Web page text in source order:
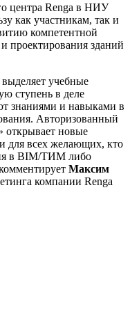
центра Renga в НИУ
как участникам, так и
компетентной
проектирования зданий
учебные
ступень в деле
знаниями и навыками в
Авторизованный
новые
для всех желающих, кто
в BIM/ТИМ либо
Максим
компании Renga